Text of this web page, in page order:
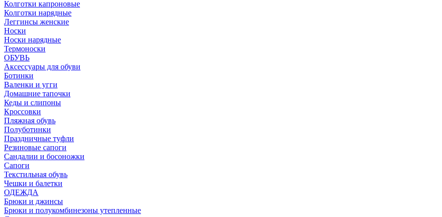
Колготки капроновые
Колготки нарядные
Леггинсы женские
Носки
Носки нарядные
Термоноски
ОБУВЬ
Аксессуары для обуви
Ботинки
Валенки и угги
Домашние тапочки
Кеды и слипоны
Кроссовки
Пляжная обувь
Полуботинки
Праздничные туфли
Резиновые сапоги
Сандалии и босоножки
Сапоги
Текстильная обувь
Чешки и балетки
ОДЕЖДА
Брюки и джинсы
Брюки и полукомбинезоны утепленные